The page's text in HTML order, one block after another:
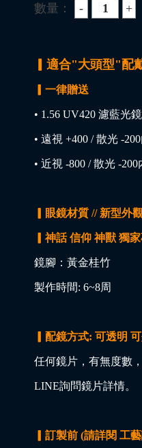
數量：
▎適合"大頭型"配
▎一律贈送
• 1.56 UV420 濾藍光
• 遠視 +400 / 散光 -
• 近視 -800 / 散光 -200
▎眼鏡材質 // 新型外
▎神話 信仰 神獸 獨家
鏡腳：黃金桂竹
製作時間: 6~8周
▎配鏡方式: 可透明
任何鏡片，有無度數
LINE詢問鏡片詳情。
▎訂製前 (請詳閱 工